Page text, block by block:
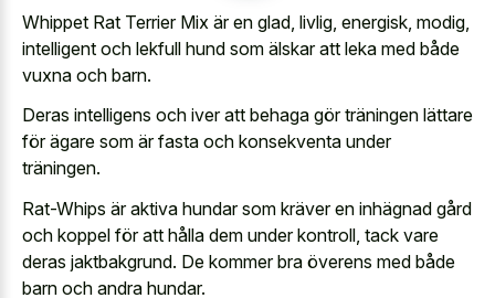
Whippet Rat Terrier Mix är en glad, livlig, energisk, modig,
intelligent och lekfull hund som älskar att leka med både
vuxna och barn.
Deras intelligens och iver att behaga gör träningen lättare
för ägare som är fasta och konsekventa under
träningen.
Rat-Whips är aktiva hundar som kräver en inhägnad gård
och koppel för att hålla dem under kontroll, tack vare
deras jaktbakgrund. De kommer bra överens med både
barn och andra hundar.